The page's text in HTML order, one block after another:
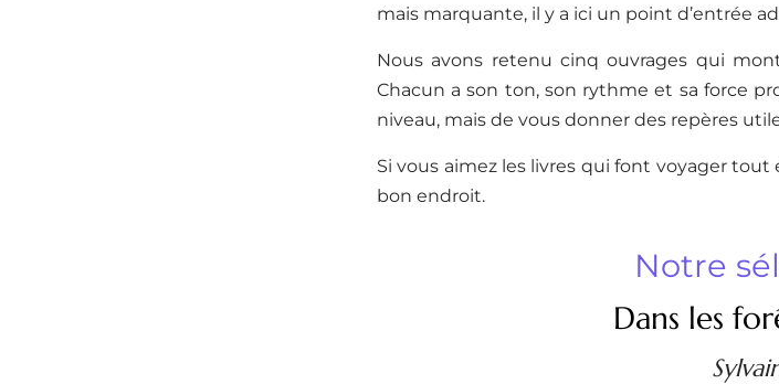
mais marquante, il y a ici un point d’entrée
Nous avons retenu cinq ouvrages qui
Chacun a son ton, son rythme et sa force
niveau, mais de vous donner des repères
Si vous aimez les livres qui font voyager tout
bon endroit.
Notre
Dans les